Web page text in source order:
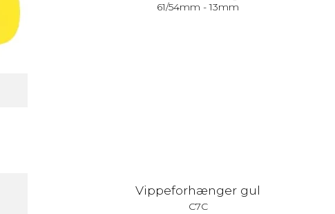
61/54mm - 13mm
Vippeforhænger gul
C7C